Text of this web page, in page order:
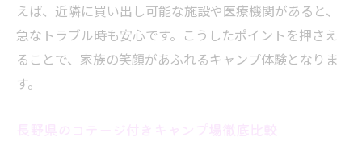
えば、近隣に買い出し可能な施設や医療機関があると、
急なトラブル時も安心です。こうしたポイントを押さえ
ることで、家族の笑顔があふれるキャンプ体験となりま
す。